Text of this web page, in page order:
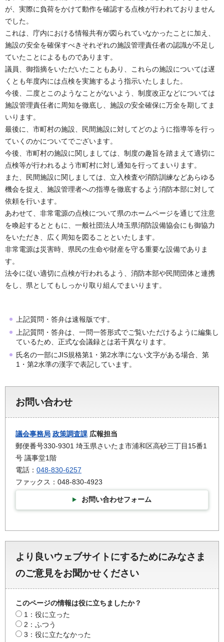
が、実際に負荷をかけて動作を確認する点検が行われておりません
でした。
これは、庁内における情報共有が図られていなかったことに加え、
施設の安全を確保すべきそれぞれの施設管理責任者の認識が不足し
ていたことによるものであります。
議員、御指摘をいただいたこともあり、これらの施設については遅
くとも年度内には点検を実施するよう指示いたしました。
今後、二度とこのようなことがないよう、制度改正などについては
施設管理責任者に周知を徹底し、施設の安全確保に万全を期してま
いります。
最後に、市町村の施設、民間施設に対してどのように指導等を行っ
ていくのかについてでございます。
今後、市町村の施設に関しましては、制度の趣旨を踏まえて適切に
点検等が行われるよう市町村に対し通知を行ってまいります。
また、民間施設に関しましては、立入検査や消防訓練などあらゆる
機会を捉え、施設管理者への指導を徹底するよう消防本部に対して
依頼を行います。
あわせて、非常電源の点検について県のホームページを通じて注意
を喚起するとともに、一般社団法人埼玉県消防設備協会にも御協力
をいただき、広く周知を図ることといたします。
非常電源は災害時、県民の生命や財産を守る重要な設備でありま
す。
法令に従い適切に点検が行われるよう、消防本部や民間団体と連携
をし、県としてもしっかり取り組んでまいります。
上記質問・答弁は速報版です。
上記質問・答弁は、一問一答形式でご覧いただけるように編集し
ているため、正式な会議録とは若干異なります。
氏名の一部にJIS規格第1・第2水準にない文字がある場合、第
1・第2水準の漢字で表記しています。
お問い合わせ
議会事務局 政策調査課 広報担当
郵便番号330-9301 埼玉県さいたま市浦和区高砂三丁目15番1
号 議事堂1階
電話： 048-830-6257
ファックス：048-830-4923
お問い合わせフォーム
より良いウェブサイトにするためにみなさま
のご意見をお聞かせください
このページの情報は役に立ちましたか？
1：役に立った
2：ふつう
3：役に立たなかった